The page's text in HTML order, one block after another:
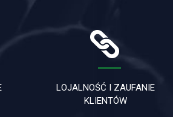
LOJALNOŚĆ I ZAUFANIE
KLIENTÓW